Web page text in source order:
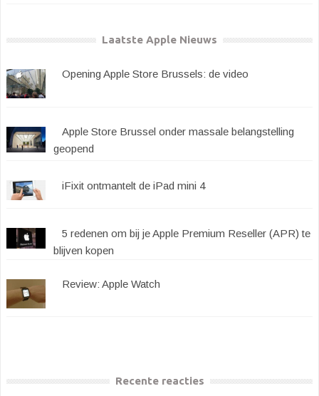
Laatste Apple Nieuws
Opening Apple Store Brussels: de video
Apple Store Brussel onder massale belangstelling
geopend
iFixit ontmantelt de iPad mini 4
5 redenen om bij je Apple Premium Reseller (APR) te
blijven kopen
Review: Apple Watch
Recente reacties